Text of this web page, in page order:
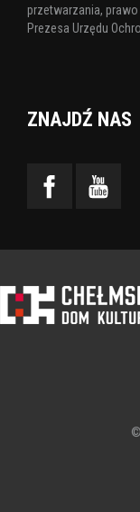
przetwarzania,
Prezesa Urzędu
ZNAJDŹ NAS